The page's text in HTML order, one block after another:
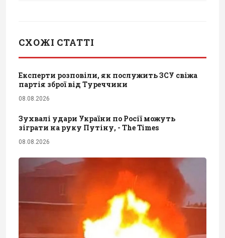
СХОЖІ СТАТТІ
Експерти розповіли, як послужить ЗСУ свіжа
партія зброї від Туреччини
08.08.2026
Зухвалі удари України по Росії можуть
зіграти на руку Путіну, - The Times
08.08.2026